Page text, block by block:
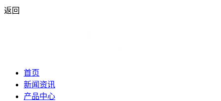
返回
首页
新闻资讯
产品中心